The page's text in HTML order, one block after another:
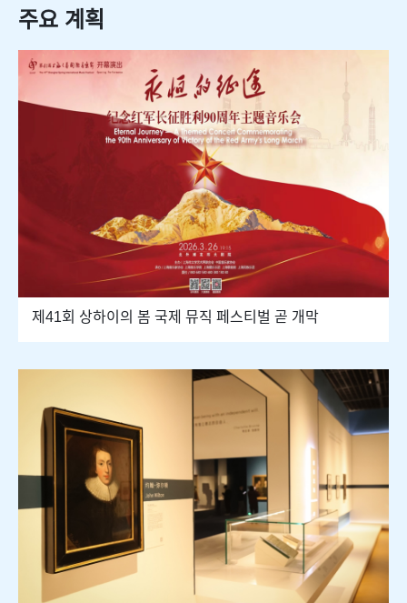
주요 계획
제41회 상하이의 봄 국제 뮤직 페스티벌 곧 개막